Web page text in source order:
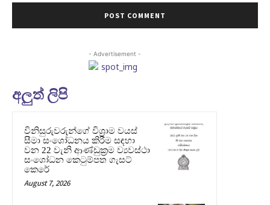
- Advertisement -
අලුත් ලිපි
විනිසුරුවරුන්ගේ විශ්‍රාම වයස්
සීමා සංශෝධනය කිරීම සඳහා
වන 22 වැනි ආණ්ඩුක්‍රම ව්‍යවස්ථා
සංශෝධන කෙටුම්පත ගැසට්
කෙරේ
August 7, 2026